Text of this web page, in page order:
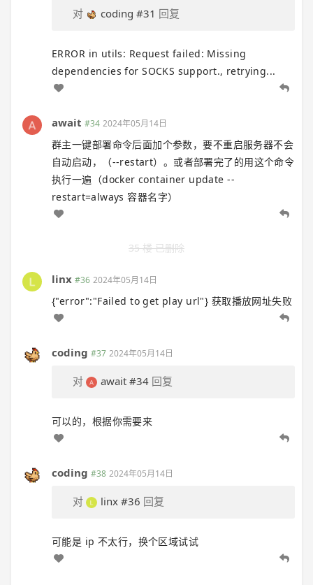
对 coding #31 回复
ERROR in utils: Request failed: Missing
dependencies for SOCKS support., retrying...
await #34 2024年05月14日
群主一键部署命令后面加个参数，要不重启服务器不会
自动启动，（--restart）。或者部署完了的用这个命令
执行一遍（docker container update --
restart=always 容器名字）
35 楼 已删除
linx #36 2024年05月14日
{"error":"Failed to get play url"} 获取播放网址失败
coding #37 2024年05月14日
对 await #34 回复
可以的，根据你需要来
coding #38 2024年05月14日
对 linx #36 回复
可能是 ip 不太行，换个区域试试